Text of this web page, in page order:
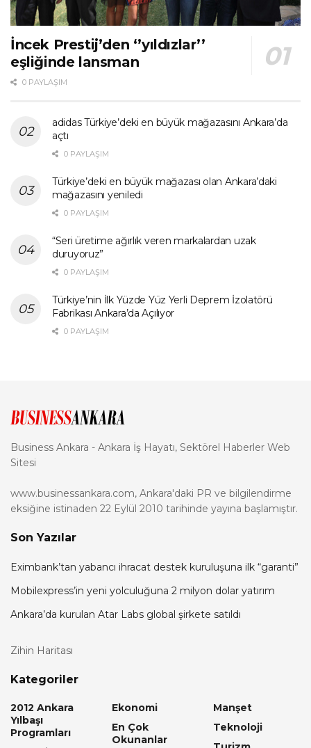
İncek Prestij’den ‘’yıldızlar’’
eşliğinde lansman
0 PAYLAŞIM
adidas Türkiye’deki en büyük mağazasını Ankara’da
açtı
0 PAYLAŞIM
Türkiye’deki en büyük mağazası olan Ankara’daki
mağazasını yeniledi
0 PAYLAŞIM
“Seri üretime ağırlık veren markalardan uzak
duruyoruz”
0 PAYLAŞIM
Türkiye’nin İlk Yüzde Yüz Yerli Deprem İzolatörü
Fabrikası Ankara’da Açılıyor
0 PAYLAŞIM
Business Ankara - Ankara İş Hayatı, Sektörel Haberler Web
Sitesi
www.businessankara.com, Ankara'daki PR ve bilgilendirme
eksiğine istinaden 22 Eylül 2010 tarihinde yayına başlamıştır.
Son Yazılar
Eximbank’tan yabancı ihracat destek kuruluşuna ilk “garanti”
Mobilexpress’in yeni yolculuğuna 2 milyon dolar yatırım
Ankara’da kurulan Atar Labs global şirkete satıldı
Zihin Haritası
Kategoriler
2012 Ankara
Yılbaşı
Programları
Ekonomi
En Çok
Okunanlar
Manşet
Teknoloji